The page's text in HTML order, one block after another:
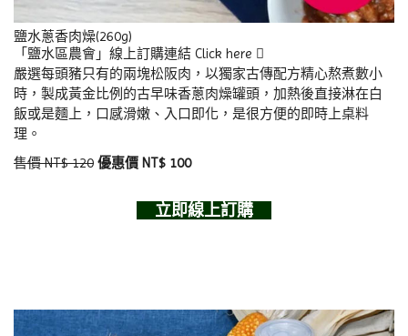
鹽水蔥香肉燥(260g)
「鹽水區農會」線上訂購連結 Click here
嚴選每頭豬只有的兩塊松阪肉，以獨家古傳配方精心熬煮數小
時，製成黃金比例的古早味香蔥肉燥罐頭，加熱後直接淋在白
飯或是麵上，口感滑嫩、入口即化，是很方便的即時上桌料
理。
售價 NT$ 120 優惠價 NT$ 100
立即線上訂購